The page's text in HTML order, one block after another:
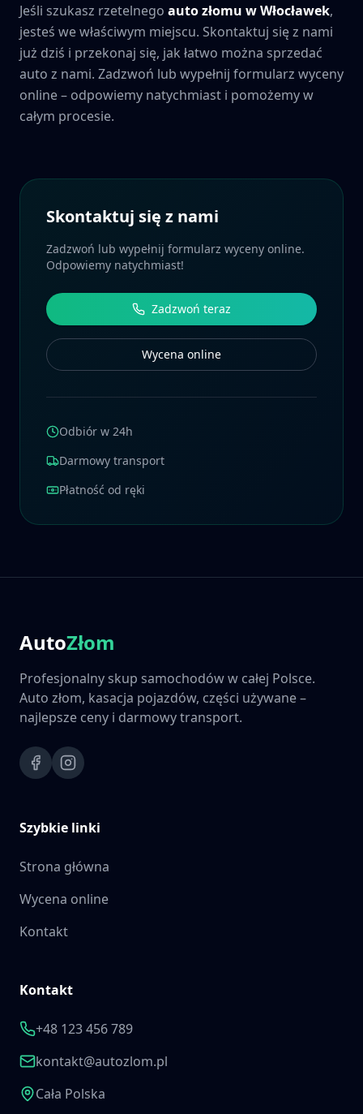
Jeśli szukasz rzetelnego auto złomu wWłocławek,
jesteś we właściwym miejscu. Skontaktuj się z nami
już dziś i przekonaj się, jak łatwo można sprzedać
auto z nami. Zadzwoń lub wypełnij formularz wyceny
online – odpowiemy natychmiast i pomożemy w
całym procesie.
Skontaktuj się z nami
Zadzwoń lub wypełnij formularz wyceny online.
Odpowiemy natychmiast!
Zadzwoń teraz
Wycena online
Odbiór w 24h
Darmowy transport
Płatność od ręki
AutoZłom
Profesjonalny skup samochodów w całej Polsce.
Auto złom, kasacja pojazdów, części używane –
najlepsze ceny i darmowy transport.
Szybkie linki
Strona główna
Wycena online
Kontakt
Kontakt
+48 123 456 789
kontakt@autozlom.pl
Cała Polska